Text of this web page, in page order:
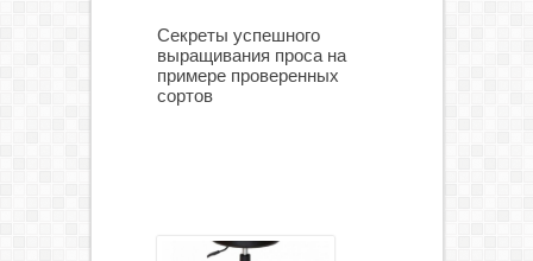
Секреты успешного
выращивания проса на
примере проверенных
сортов